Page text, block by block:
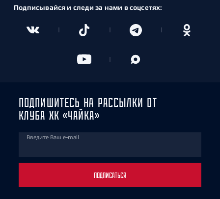
Подписывайся и следи за нами в соцсетях:
ПОДПИШИТЕСЬ НА РАССЫЛКИ ОТ
КЛУБА ХК «ЧАЙКА»
Введите Ваш e-mail
ПОДПИСАТЬСЯ